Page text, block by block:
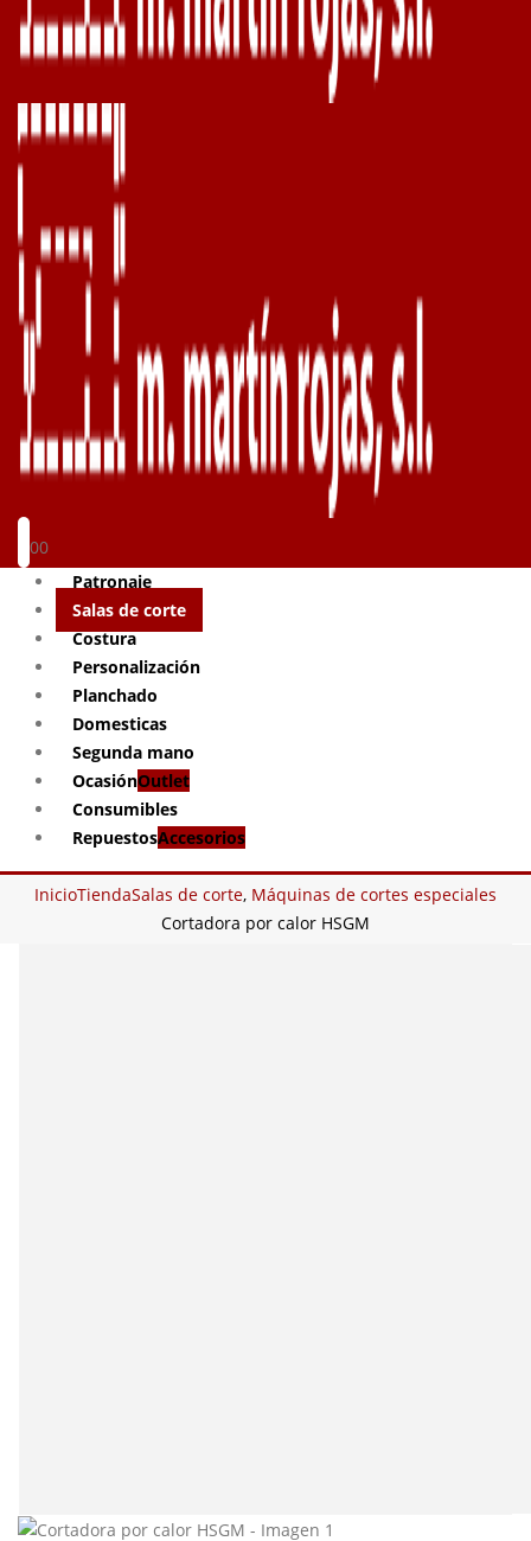
00
Patronaje
Salas de corte
Costura
Personalización
Planchado
Domesticas
Segunda mano
OcasiónOutlet
Consumibles
RepuestosAccesorios
InicioTiendaSalas de corte, Máquinas de cortes especiales
Cortadora por calor HSGM